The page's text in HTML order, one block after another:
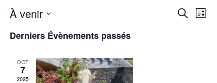
Recherche
de
Liste
À venir
une
Derniers Évènements passés
OCT
7
2025